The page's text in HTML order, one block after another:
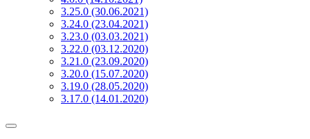
3.25.0 (30.06.2021)
3.24.0 (23.04.2021)
3.23.0 (03.03.2021)
3.22.0 (03.12.2020)
3.21.0 (23.09.2020)
3.20.0 (15.07.2020)
3.19.0 (28.05.2020)
3.17.0 (14.01.2020)